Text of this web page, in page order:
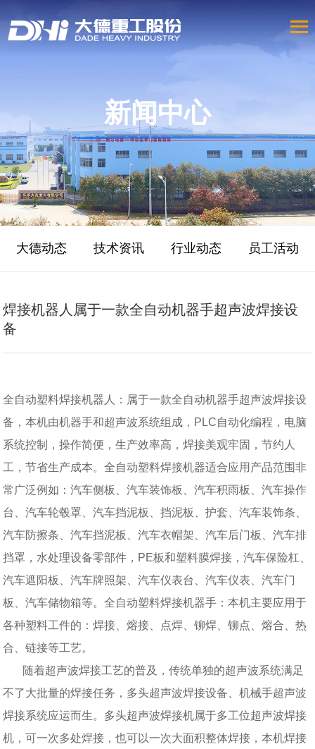
新闻中心
大德动态 技术资讯 行业动态 员工活动
焊接机器人属于一款全自动机器手超声波焊接设
备
全自动塑料焊接机器人：属于一款全自动机器手超声波焊接设
备，本机由机器手和超声波系统组成，PLC自动化编程，电脑
系统控制，操作简便，生产效率高，焊接美观牢固，节约人
工，节省生产成本。全自动塑料焊接机器适合应用产品范围非
常广泛例如：汽车侧板、汽车装饰板、汽车积雨板、汽车操作
台、汽车轮毂罩、汽车挡泥板、挡泥板、护套、汽车装饰条、
汽车防擦条、汽车挡泥板、汽车衣帽架、汽车后门板、汽车排
挡罩，水处理设备零部件，PE板和塑料膜焊接，汽车保险杠、
汽车遮阳板、汽车牌照架、汽车仪表台、汽车仪表、汽车门
板、汽车储物箱等。全自动塑料焊接机器手：本机主要应用于
各种塑料工件的：焊接、熔接、点焊、铆焊、铆点、熔合、热
合、链接等工艺。
随着超声波焊接工艺的普及，传统单独的超声波系统满足
不了大批量的焊接任务，多头超声波焊接设备、机械手超声波
焊接系统应运而生。多头超声波焊接机属于多工位超声波焊接
机，可一次多处焊接，也可以一次大面积整体焊接，本机焊接